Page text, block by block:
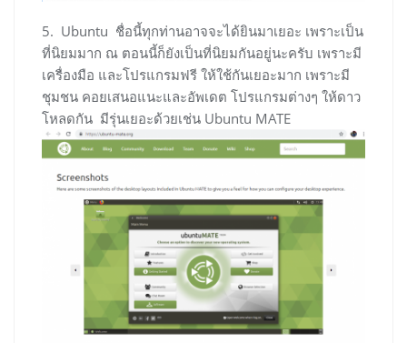
5. Ubuntu ชื่อนี้ทุกท่านอาจจะได้ยินมาเยอะ เพราะเป็น
ที่นิยมมาก ณ ตอนนี้ก็ยังเป็นที่นิยมกันอยู่นะครับ เพราะมี
เครื่องมือ และโปรแกรมฟรี ให้ใช้กันเยอะมาก เพราะมี
ชุมชน คอยเสนอแนะและอัพเดต โปรแกรมต่างๆ ให้ดาว
โหลดกัน มีรุ่นเยอะด้วยเช่น Ubuntu MATE